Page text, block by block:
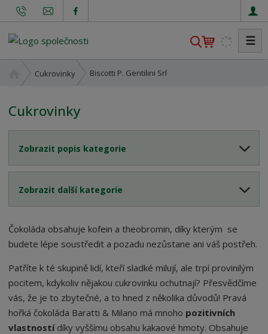
V
a
☰
v
d
s
t
a
Cukrovinky Biscotti P. Gentilini Srl
Cukrovinky
Zobrazit popis kategorie
Zobrazit další kategorie
Čokoláda obsahuje kofein a theobromin, díky kterým se
budete lépe soustředit a pozadu nezůstane ani váš postřeh.
Patříte k té skupině lidí, kteří sladké milují, ale trpí provinilým
pocitem, kdykoliv nějakou cukrovinku ochutnají? Přesvědčíme
vás, že je to zbytečné, a to hned z několika důvodů! Pravá
hořká čokoláda Baratti & Milano má mnoho pozitivních
vlastností díky vyššímu obsahu kakaové hmoty. Obsahuje